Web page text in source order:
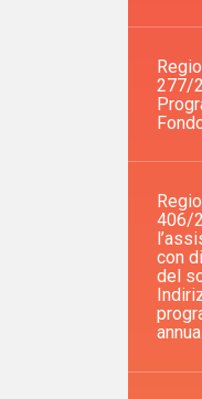
277/
406/
con
del